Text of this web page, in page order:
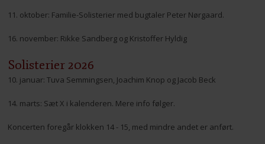
11. oktober: Familie-Solisterier med bugtaler Peter Nørgaard.
16. november: Rikke Sandberg og Kristoffer Hyldig
Solisterier 2026
10. januar: Tuva Semmingsen, Joachim Knop og Jacob Beck
14. marts: Sæt X i kalenderen. Mere info følger.
Koncerten foregår klokken 14 - 15, med mindre andet er anført.